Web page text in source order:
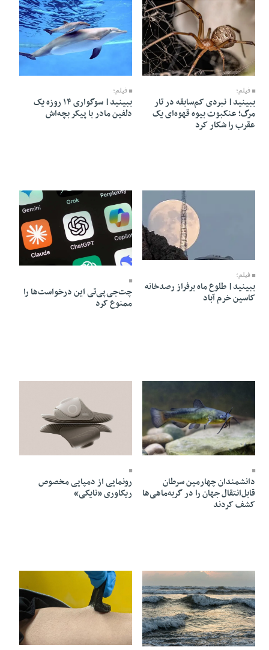
08 Mordad 1405 - 06:28
فیلم؛
ببینید| نبردی کم‌سابقه در تار
مرگ؛ عنکبوت بیوه قهوه‌ای یک
عقرب را شکار کرد
فیلم؛
ببینید| سوگواری ۱۴ روزه یک
دلفین مادر با پیکر بچه‌اش
فیلم؛
ببینید| طلوع ماه برفراز رصدخانه
کاسین خرم آباد
08 Mordad 1405 - 06:19
چت‌جی‌پی‌تی این درخواست‌ها را
ممنوع کرد
08 Mordad 1405 - 06:15
دانشمندان چهارمین سرطان
قابل‌انتقال جهان را در گربه‌ماهی‌ها
کشف کردند
رونمایی از دمپایی مخصوص
ریکاوری «نایکی»
08 Mordad 1405 - 06:04
08 Mordad 1405 - 06:00